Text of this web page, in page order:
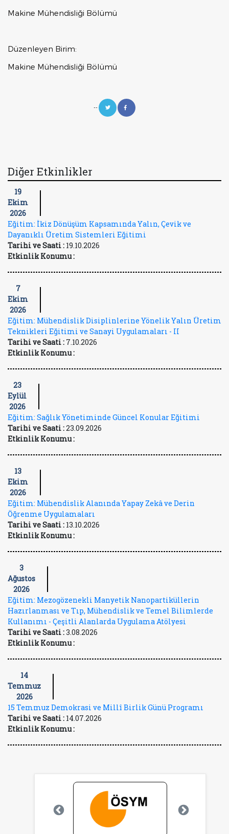
Makine Mühendisliği Bölümü
Düzenleyen Birim:
Makine Mühendisliği Bölümü
--
Diğer Etkinlikler
19
Ekim
2026
Eğitim: İkiz Dönüşüm Kapsamında Yalın, Çevik ve
Dayanıklı Üretim Sistemleri Eğitimi
Tarihi ve Saati : 19.10.2026
Etkinlik Konumu :
7
Ekim
2026
Eğitim: Mühendislik Disiplinlerine Yönelik Yalın Üretim
Teknikleri Eğitimi ve Sanayi Uygulamaları - II
Tarihi ve Saati : 7.10.2026
Etkinlik Konumu :
23
Eylül
2026
Eğitim: Sağlık Yönetiminde Güncel Konular Eğitimi
Tarihi ve Saati :23.09.2026
Etkinlik Konumu :
13
Ekim
2026
Eğitim: Mühendislik Alanında Yapay Zekâ ve Derin
Öğrenme Uygulamaları
Tarihi ve Saati : 13.10.2026
Etkinlik Konumu :
3
Ağustos
2026
Eğitim: Mezogözenekli Manyetik Nanopartiküllerin
Hazırlanması ve Tıp, Mühendislik ve Temel Bilimlerde
Kullanımı - Çeşitli Alanlarda Uygulama Atölyesi
Tarihi ve Saati :3.08.2026
Etkinlik Konumu :
14
Temmuz
2026
15 Temmuz Demokrasi ve Millî Birlik Günü Programı
Tarihi ve Saati : 14.07.2026
Etkinlik Konumu :